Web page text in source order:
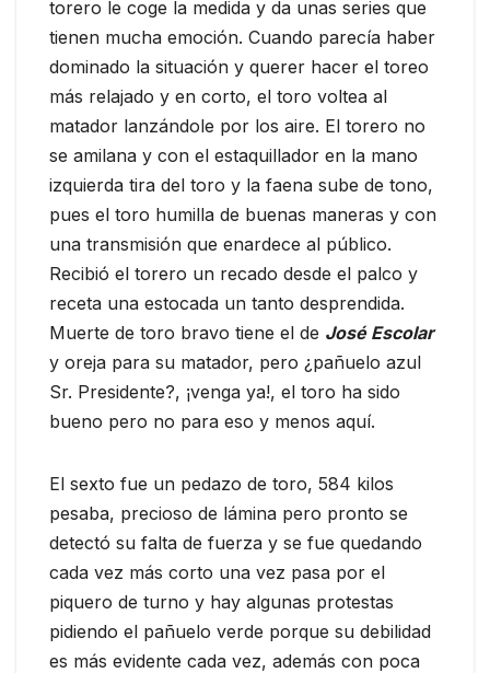
torero le coge la medida y da unas series que
tienen mucha emoción. Cuando parecía haber
dominado la situación y querer hacer el toreo
más relajado y en corto, el toro voltea al
matador lanzándole por los aire. El torero no
se amilana y con el estaquillador en la mano
izquierda tira del toro y la faena sube de tono,
pues el toro humilla de buenas maneras y con
una transmisión que enardece al público.
Recibió el torero un recado desde el palco y
receta una estocada un tanto desprendida.
Muerte de toro bravo tiene el de José Escolar
y oreja para su matador, pero ¿pañuelo azul
Sr. Presidente?, ¡venga ya!, el toro ha sido
bueno pero no para eso y menos aquí.
El sexto fue un pedazo de toro, 584 kilos
pesaba, precioso de lámina pero pronto se
detectó su falta de fuerza y se fue quedando
cada vez más corto una vez pasa por el
piquero de turno y hay algunas protestas
pidiendo el pañuelo verde porque su debilidad
es más evidente cada vez, además con poca